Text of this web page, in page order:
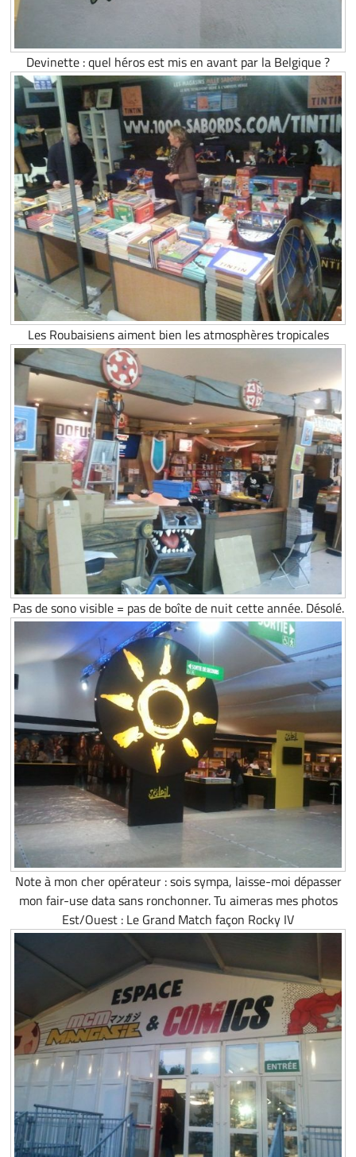
Devinette : quel héros est mis en avant par la Belgique ?
Les Roubaisiens aiment bien les atmosphères tropicales
Pas de sono visible = pas de boîte de nuit cette année. Désolé.
Note à mon cher opérateur : sois sympa, laisse-moi dépasser
mon fair-use data sans ronchonner. Tu aimeras mes photos
Est/Ouest : Le Grand Match façon Rocky IV